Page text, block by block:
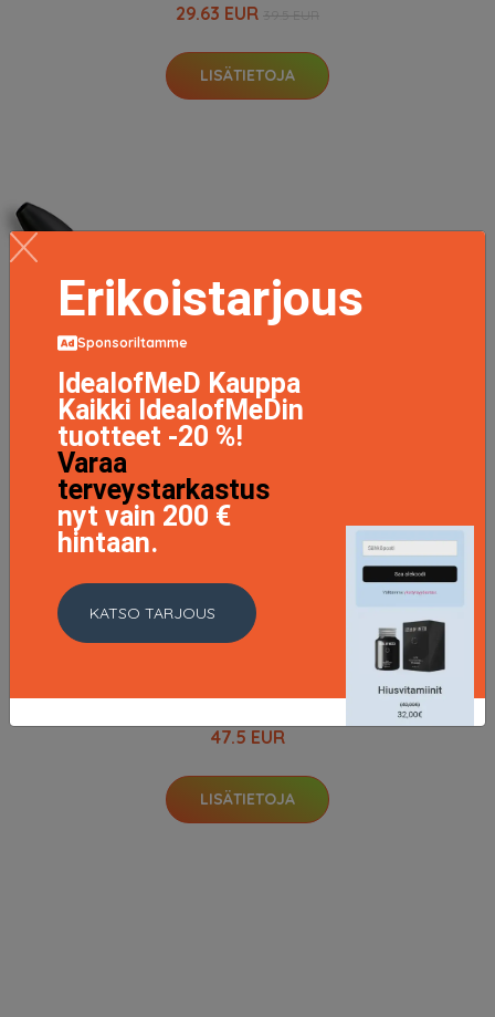
29.63 EUR
LISÄTIETOJA
Rose Quartz Curling Tong, Remington Kihartimet
47.5 EUR
LISÄTIETOJA
Erikoistarjous
Sponsoriltamme
IdealofMeD Kauppa
Kaikki IdealofMeDin
tuotteet -20 %!
Varaa
terveystarkastus
nyt vain 200 €
hintaan.
KATSO TARJOUS